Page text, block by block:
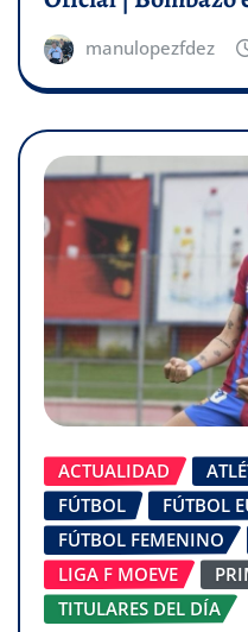
manulopezfdez
ACTUALIDAD
FÚTBOL
FÚTBOL
FÚTBOL FEMENINO
LIGA F MOEVE
TITULARES DEL DÍA